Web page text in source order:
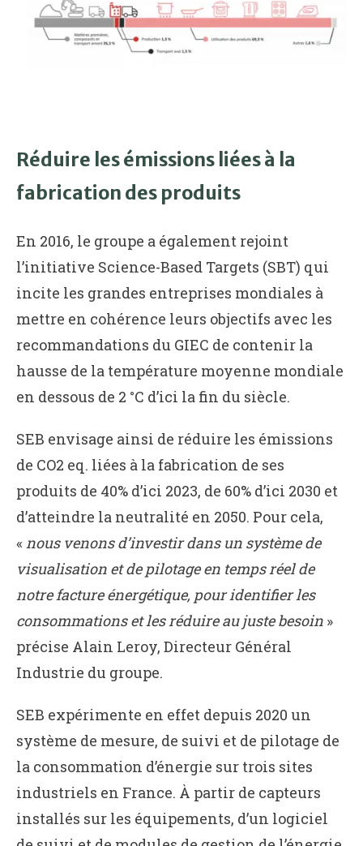
Réduire les émissions liées à la
fabrication des produits
En 2016, le groupe a également rejoint
l’initiative Science-Based Targets (SBT) qui
incite les grandes entreprises mondiales à
mettre en cohérence leurs objectifs avec les
recommandations du GIEC de contenir la
hausse de la température moyenne mondiale
en dessous de 2 °C d’ici la fin du siècle.
SEB envisage ainsi de réduire les émissions
de CO2 eq. liées à la fabrication de ses
produits de 40% d’ici 2023, de 60% d’ici 2030 et
d’atteindre la neutralité en 2050. Pour cela,
« nous venons d’investir dans un système de
visualisation et de pilotage en temps réel de
notre facture énergétique, pour identifier les
consommations et les réduire au juste besoin »
précise Alain Leroy, Directeur Général
Industrie du groupe.
SEB expérimente en effet depuis 2020 un
système de mesure, de suivi et de pilotage de
la consommation d’énergie sur trois sites
industriels en France. À partir de capteurs
installés sur les équipements, d’un logiciel